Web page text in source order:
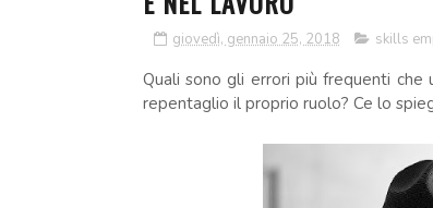
giovedì, gennaio 25, 2018 skills
Quali sono gli errori più frequenti
repentaglio il proprio ruolo? Ce lo